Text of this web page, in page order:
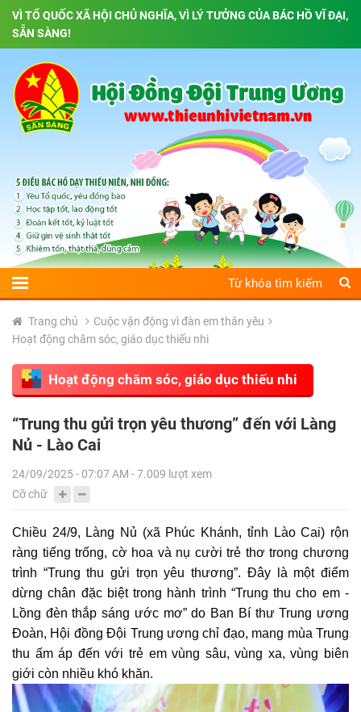
VÌ TỔ QUỐC XÃ HỘI CHỦ NGHĨA, VÌ LÝ TƯỞNG CỦA BÁC HỒ VĨ ĐẠI,
SẴN SÀNG!
Trang chủ
Cuộc vận động vì đàn em thân yêu
Hoạt động chăm sóc, giáo dục thiếu nhi
Hoạt động chăm sóc, giáo dục thiếu nhi
“Trung thu gửi trọn yêu thương” đến với Làng
Nủ - Lào Cai
24/09/2025 - 07:07 AM - 7.009 lượt xem
Cỡ chữ
Chiều 24/9, Làng Nủ (xã Phúc Khánh, tỉnh Lào Cai) rộn
ràng tiếng trống, cờ hoa và nụ cười trẻ thơ trong chương
trình “Trung thu gửi trọn yêu thương”. Đây là một điểm
dừng chân đặc biệt trong hành trình “Trung thu cho em -
Lồng đèn thắp sáng ước mơ” do Ban Bí thư Trung ương
Đoàn, Hội đồng Đội Trung ương chỉ đạo, mang mùa Trung
thu ấm áp đến với trẻ em vùng sâu, vùng xa, vùng biên
giới còn nhiều khó khăn.